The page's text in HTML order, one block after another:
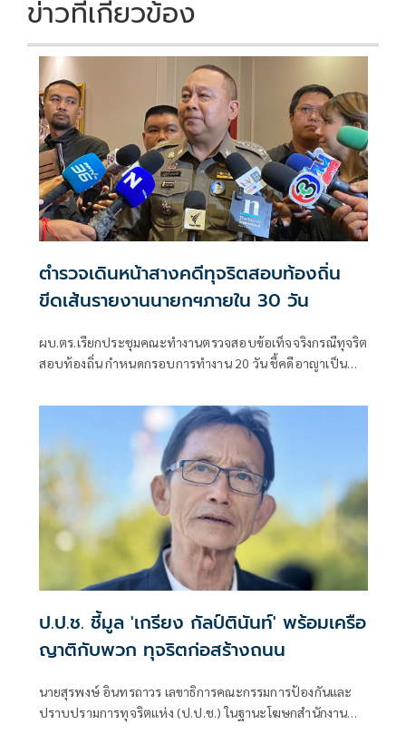
ข่าวที่เกี่ยวข้อง
ตำรวจเดินหน้าสางคดีทุจริตสอบท้องถิ่น
ขีดเส้นรายงานนายกฯภายใน 30 วัน
ผบ.ตร.เรียกประชุมคณะทำงานตรวจสอบข้อเท็จจริงกรณีทุจริต
สอบท้องถิ่น กำหนดกรอบการทำงาน 20 วัน ชี้คดีอาญาเป็น
ป.ป.ช. ชี้มูล 'เกรียง กัลป์ตินันท์' พร้อมเครือ
ญาติกับพวก ทุจริตก่อสร้างถนน
นายสุรพงษ์ อินทรถาวร เลขาธิการคณะกรรมการป้องกันและ
ปราบปรามการทุจริตแห่ง (ป.ป.ช.) ในฐานะโฆษกสำนักงาน